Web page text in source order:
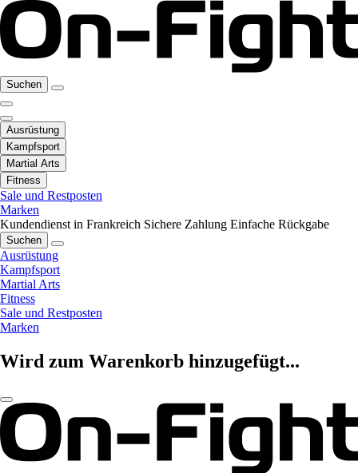
Suchen
Ausrüstung
Kampfsport
Martial Arts
Fitness
Sale und Restposten
Marken
Kundendienst in Frankreich Sichere Zahlung Einfache Rückgabe
Suchen
Ausrüstung
Kampfsport
Martial Arts
Fitness
Sale und Restposten
Marken
Wird zum Warenkorb hinzugefügt...